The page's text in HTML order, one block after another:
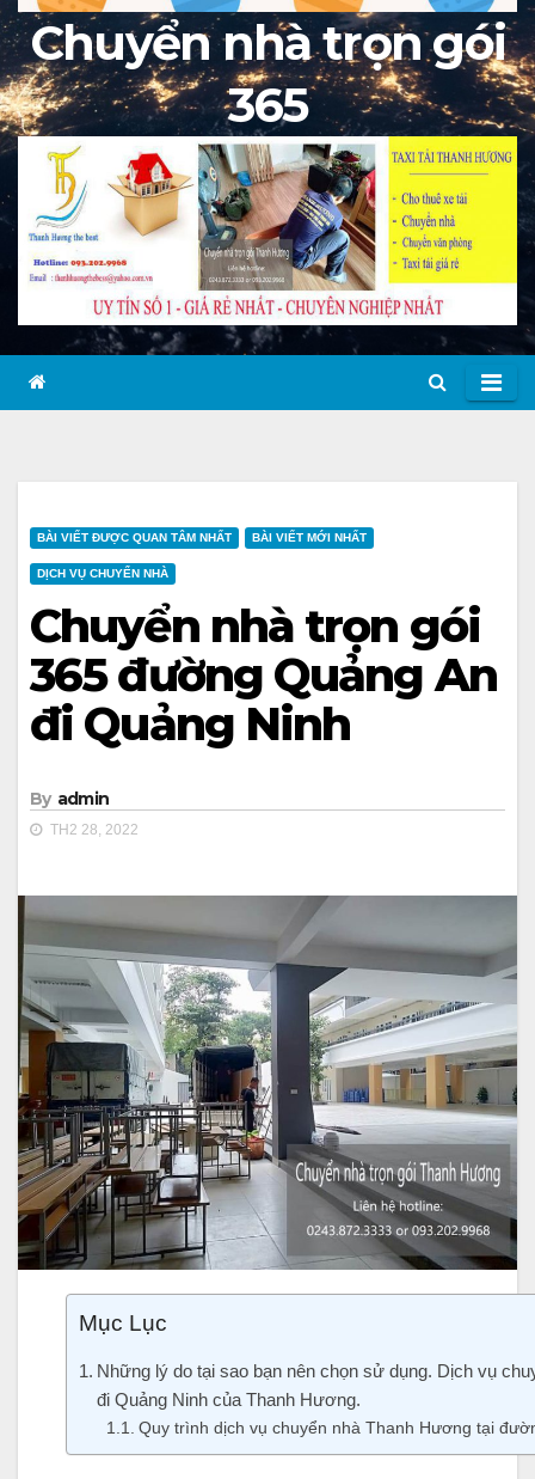
Chuyển nhà trọn gói
365
BÀI VIẾT ĐƯỢC QUAN TÂM NHẤT BÀI VIẾT MỚI NHẤT
DỊCH VỤ CHUYỂN NHÀ
Chuyển nhà trọn gói
365 đường Quảng An
đi Quảng Ninh
By admin
TH2 28, 2022
Mục Lục
Những lý do tại sao bạn nên chọn sử dụng. Dịch vụ
đi Quảng Ninh của Thanh Hương.
Quy trình dịch vụ chuyển nhà Thanh Hương tại